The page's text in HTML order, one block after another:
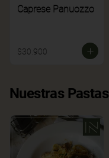
Caprese Panuozzo
$30.900
Nuestras Pastas